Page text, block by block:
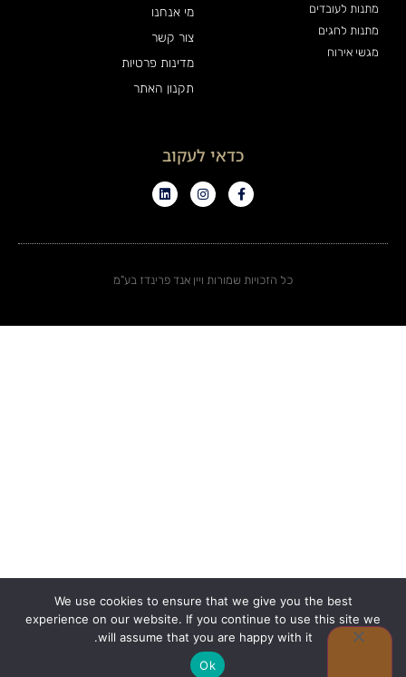
מתנות לעובדים
מתנות לחגים
מגשי אירוח
מי אנחנו
צור קשר
מדינות פרטיות
תקנון האתר
כדאי לעקוב
כל הזכויות שמורות ויין אנד פרינדז בע"מ
0
We use cookies to ensure that we give you the best
experience on our website. If you continue to use this site we
will assume that you are happy with it.
Ok